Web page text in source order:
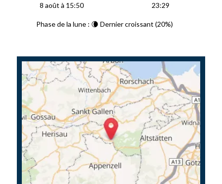
8 août à 15:50
23:29
Phase de la lune : 🌘 Dernier croissant (20%)